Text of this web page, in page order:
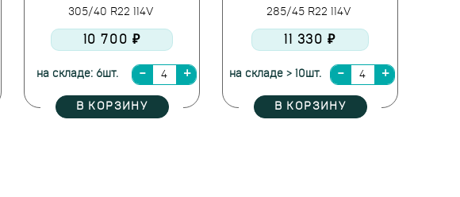
305/40 R22 114V
10 700 ₽
на складе: 6шт.
В КОРЗИНУ
285/45 R22 114V
11 330 ₽
на складе > 10шт.
В КОРЗИНУ